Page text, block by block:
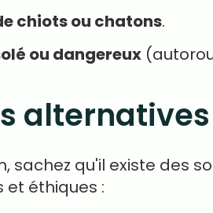
chiots ou chatons.
ou dangereux
sachez qu'il existe des
et éthiques :